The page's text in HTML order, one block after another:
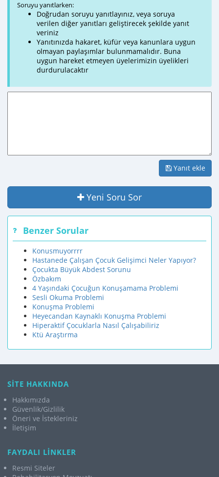
Soruyu yanıtlarken:
Doğrudan soruyu yanıtlayınız, veya soruya
verilen diğer yanıtları geliştirecek şekilde yanıt
veriniz
Yanıtınızda hakaret, küfür veya kanunlara uygun
olmayan paylaşımlar bulunmamalıdır. Buna
uygun hareket etmeyen üyelerimizin üyelikleri
durdurulacaktır
Yanıt ekle
Yeni Soru Sor
Benzer Sorular
Konusmuyorrrr
Hastanede Çalışan Çocuk Gelişimci Neler Yapıyor?
Çocukta Büyük Abdest Sorunu
Özbakım
4 Yaşındaki Çocuğun Konuşamama Problemi
Sesli Okuma Problemi
Konuşma Problemi
Heyecandan Kaynaklı Konuşma Problemi
Hiperaktif Çocuklarla Nasıl Çalışabiliriz
Ktü Araştırma
SİTE HAKKINDA
Hakkımızda
Güvenlik/Gizlilik
Öneri ve İstekleriniz
İletişim
FAYDALI LİNKLER
Resmi Siteler